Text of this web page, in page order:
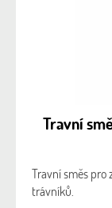
Travní
Travní směs
trávníků.